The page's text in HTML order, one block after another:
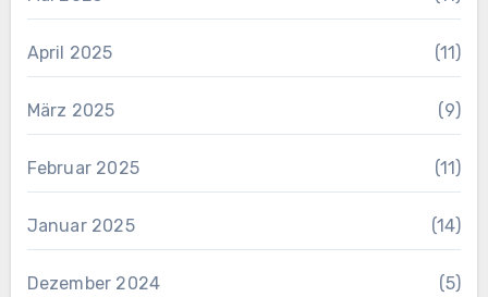
April 2025 (11)
März 2025 (9)
Februar 2025 (11)
Januar 2025 (14)
Dezember 2024 (5)